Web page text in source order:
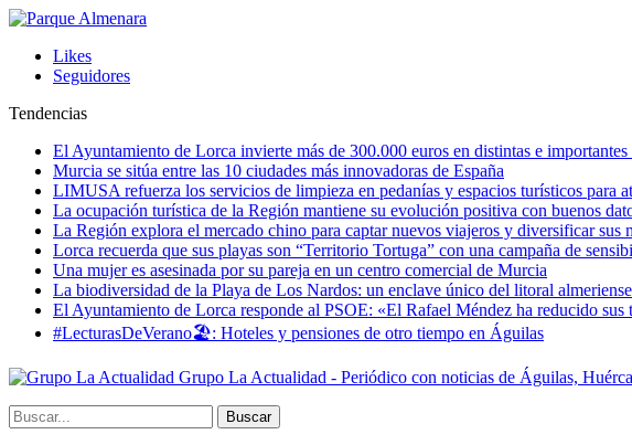
Likes
Seguidores
Tendencias
El Ayuntamiento de Lorca invierte más de 300.000 euros en distintas e
Murcia se sitúa entre las 10 ciudades más innovadoras de España
LIMUSA refuerza los servicios de limpieza en pedanías y espacios turísticos para
La ocupación turística de la Región mantiene su evolución positiva con buenos
La Región explora el mercado chino para captar nuevos viajeros y diversificar sus
Lorca recuerda que sus playas son “Territorio Tortuga” con una campaña de
Una mujer es asesinada por su pareja en un centro comercial de Murcia
La biodiversidad de la Playa de Los Nardos: un enclave único del litoral almeriense
El Ayuntamiento de Lorca responde al PSOE: «El Rafael Méndez ha reducido sus
#LecturasDeVerano🏖: Hoteles y pensiones de otro tiempo en Águilas
Grupo La Actualidad - Periódico con noticias de Águilas,